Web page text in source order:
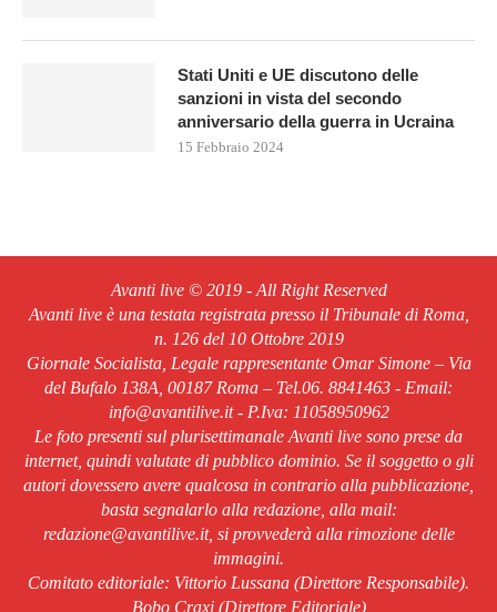
Stati Uniti e UE discutono delle
sanzioni in vista del secondo
anniversario della guerra in Ucraina
15 Febbraio 2024
Avanti live © 2019 - All Right Reserved
Avanti live è una testata registrata presso il Tribunale di Roma,
n. 126 del 10 Ottobre 2019
Giornale Socialista, Legale rappresentante Omar Simone – Via
del Bufalo 138A, 00187 Roma – Tel.06. 8841463 - Email:
info@avantilive.it - P.Iva: 11058950962
Le foto presenti sul plurisettimanale Avanti live sono prese da
internet, quindi valutate di pubblico dominio. Se il soggetto o gli
autori dovessero avere qualcosa in contrario alla pubblicazione,
basta segnalarlo alla redazione, alla mail:
redazione@avantilive.it, si provvederà alla rimozione delle
immagini.
Comitato editoriale: Vittorio Lussana (Direttore Responsabile).
Bobo Craxi (Direttore Editoriale)